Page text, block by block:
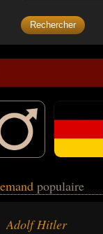
populaire
Adolf Hitler